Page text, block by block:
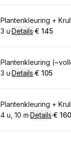
Boek
Plantenkleuring +
. Duur:
3 u·Details·
.Prijs:
€ 145
Boek
Plantenkleuring
. Duur:
3 u·Details·
.Prijs:
€ 105
Boek
Plantenkleuring +
. Duur :
4 u, 10 m·Details·
.Prijs:
€ 160